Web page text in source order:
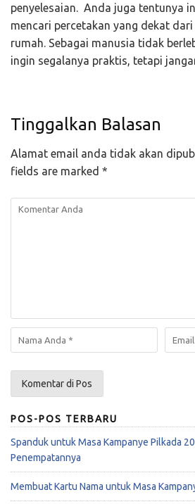
penyelesaian. Anda juga tentunya
mencari percetakan yang dekat
rumah. Sebagai manusia tidak
ingin segalanya praktis, tetapi
Tinggalkan Balasan
Alamat email anda tidak akan
fields are marked *
POS-POS TERBARU
Spanduk untuk Masa Kampanye Pilkada
Penempatannya
Membuat Kartu Nama untuk Masa